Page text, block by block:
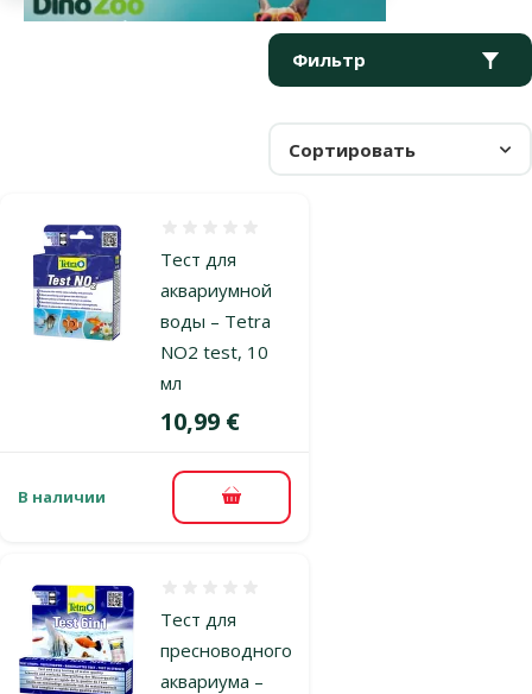
Фильтр
Сортировать
Продукты в категории Тесты аквариумной воды
Тест для
аквариумной
воды – Tetra
NO2 test, 10
мл
Цена
10,99 €
В наличии В корзину
Тест для
пресноводного
аквариума –